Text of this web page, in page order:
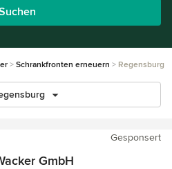
Schrankfronten erneuern Regensburg
Gesponsert
GmbH